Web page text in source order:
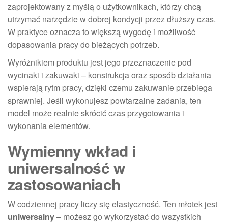
zaprojektowany z myślą o użytkownikach, którzy chcą
utrzymać narzędzie w dobrej kondycji przez dłuższy czas.
W praktyce oznacza to większą wygodę i możliwość
dopasowania pracy do bieżących potrzeb.
Wyróżnikiem produktu jest jego przeznaczenie pod
wycinaki i zakuwaki – konstrukcja oraz sposób działania
wspierają rytm pracy, dzięki czemu zakuwanie przebiega
sprawniej. Jeśli wykonujesz powtarzalne zadania, ten
model może realnie skrócić czas przygotowania i
wykonania elementów.
Wymienny wkład i
uniwersalność w
zastosowaniach
W codziennej pracy liczy się elastyczność. Ten młotek jest
uniwersalny– możesz go wykorzystać do wszystkich